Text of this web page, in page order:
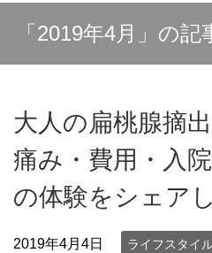
「2019年4月」の記
大人の扁桃腺摘
痛み・費用・入
の体験をシェア
2019年4月4日 ライフスタイ